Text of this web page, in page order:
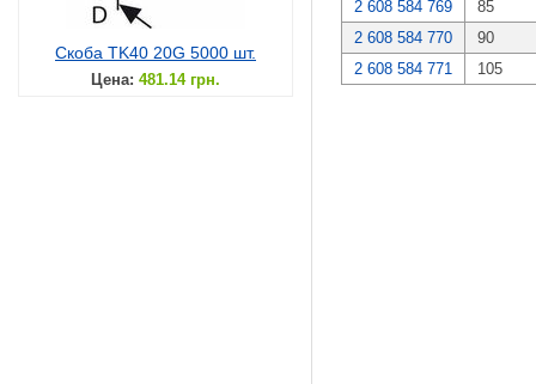
Скоба TK40 20G 5000 шт.
Цена: 481.14 грн.
2 608 584 769
85
2 608 584 770
90
2 608 584 771
105